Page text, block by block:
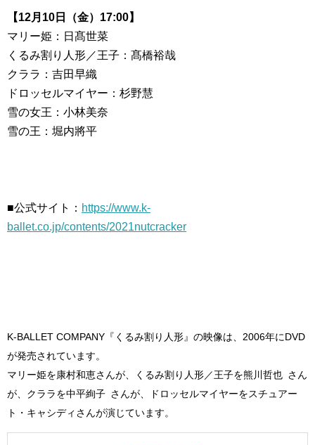
【12月10日（金）17:00】
マリー姫：日髙世菜
くるみ割り人形／王子：髙橋裕哉
クララ：吉田早織
ドロッセルマイヤー：杉野慧
雪の女王：小林美奈
雪の王：堀内將平
■公式サイト： https://www.k-
ballet.co.jp/contents/2021nutcracker
K-BALLET COMPANY『くるみ割り人形』の映像は、2006年にDVD
が発売されています。
マリー姫を康村和恵さんが、くるみ割り人形／王子を熊川哲也 さん
が、クララを中平絢子 さんが、ドロッセルマイヤーをスチュアー
ト・キャシディさんが演じています。